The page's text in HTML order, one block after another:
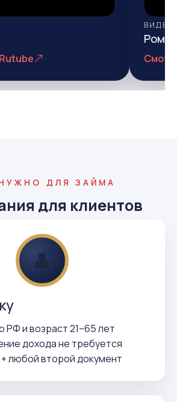
ДЛЯ ЗАЙМА
для клиентов
👤
РФ и возраст 21–65 лет
дохода не требуется
любой второй документ